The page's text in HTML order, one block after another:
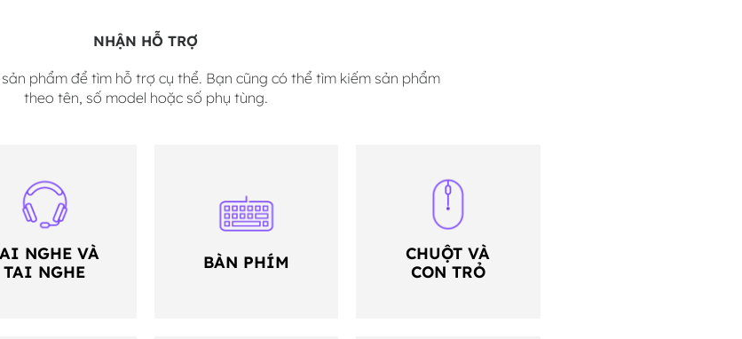
NHẬN HỖ TRỢ
phẩm để tìm hỗ trợ cụ thể. Bạn cũng có thể tìm kiếm sản phẩm
theo tên, số model hoặc số phụ tùng.
NGHE VÀ
TAI NGHE
BÀN PHÍM
CHUỘT VÀ
CON TRỎ